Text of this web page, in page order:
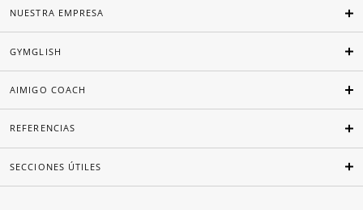
NUESTRA EMPRESA
GYMGLISH
AIMIGO COACH
REFERENCIAS
SECCIONES ÚTILES